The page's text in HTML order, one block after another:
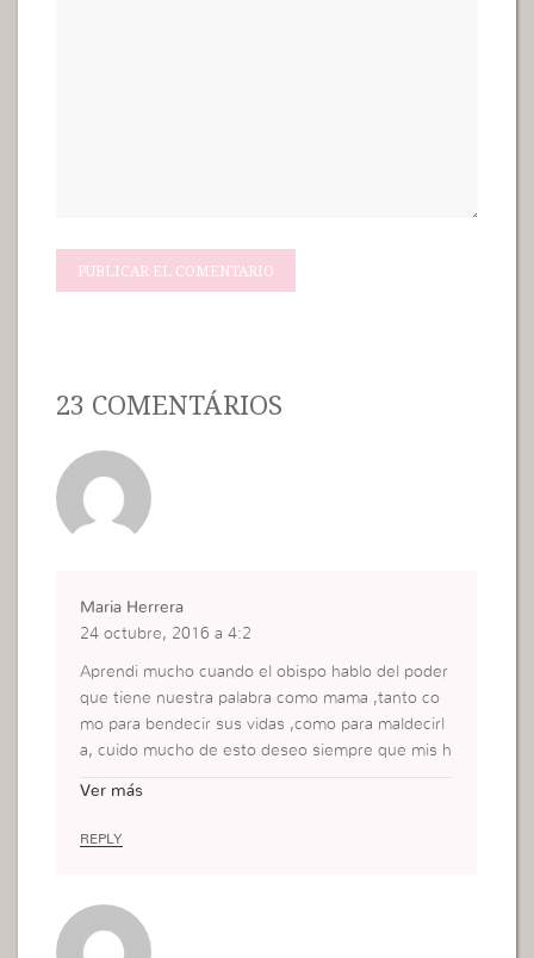
23 COMENTÁRIOS
Maria Herrera
24 octubre, 2016 a 4:2
Aprendi mucho cuando el obispo hablo del poder
que tiene nuestra palabra como mama ,tanto co
mo para bendecir sus vidas ,como para maldecirl
a, cuido mucho de esto deseo siempre que mis h
quila de a ver hecho una parte que dios nos dele
ga como mama. .
Ver más
REPLY